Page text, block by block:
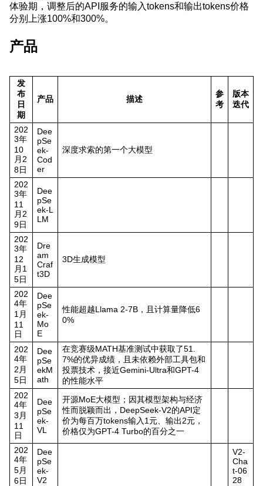
体验期，调整后的API服务的输入tokens和输出tokens价格
分别上涨100%和300%。
产品
发
布
日
期
产品 描述
参
考
版本
迭代
202
3年
10
月2
8日
Dee
pSe
ek-
Cod
er
深度求索的第一个大模型
202
3年
11
月2
9日
Dee
pSe
ek-L
LM
202
3年
12
月1
5日
Dre
am
Craf
t3D
3D生成模型
202
4年
1月
11
日
Dee
pSe
ek-
Mo
E
性能超越Llama 2-7B，且计算量降低6
0%
202
4年
2月
5日
Dee
pSe
ekM
ath
在竞赛级MATH基准测试中获取了51.
7%的优异成绩，且未依赖外部工具包和
投票技术，接近Gemini-Ultra和GPT-4
的性能水平
202
4年
3月
11
日
Dee
pSe
ek-
VL
开源MoE大模型；因其模型架构与经济
性而脱颖而出，DeepSeek-V2的API定
价为每百万tokens输入1元、输出2元，
价格仅为GPT-4 Turbo的百分之一
202
4年
5月
6日
Dee
pSe
ek-
V2
V2-
Cha
t-06
28